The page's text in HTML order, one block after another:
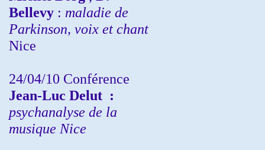
Bellevy : maladie de
Parkinson, voix et chant
Nice
24/04/10 Conférence
Jean-Luc Delut :
psychanalyse de la
musique Nice